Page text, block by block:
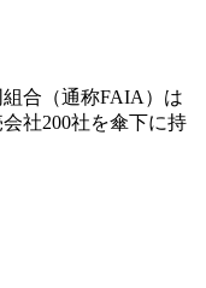
合（通称FAIA）は
社200社を傘下に持